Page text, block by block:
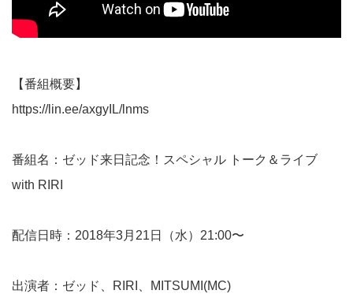
【番組概要】
https://lin.ee/axgyIL/lnms
番組名：ゼッド来日記念！スペシャル トーク＆ライブ
with RIRI
配信日時：2018年3月21日（水）21:00〜
出演者：ゼッド、RIRI、MITSUMI(MC)